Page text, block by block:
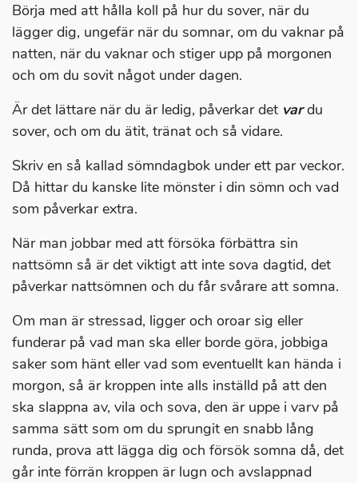
Börja med att hålla koll på hur du sover, när du
lägger dig, ungefär när du somnar, om du vaknar på
natten, när du vaknar och stiger upp på morgonen
och om du sovit något under dagen.
Är det lättare när du är ledig, påverkar det vardu
sover, och om du ätit, tränat och så vidare.
Skriv en så kallad sömndagbok under ett par veckor.
Då hittar du kanske lite mönster i din sömn och vad
som påverkar extra.
När man jobbar med att försöka förbättra sin
nattsömn så är det viktigt att inte sova dagtid, det
påverkar nattsömnen och du får svårare att somna.
Om man är stressad, ligger och oroar sig eller
funderar på vad man ska eller borde göra, jobbiga
saker som hänt eller vad som eventuellt kan hända i
morgon, så är kroppen inte alls inställd på att den
ska slappna av, vila och sova, den är uppe i varv på
samma sätt som om du sprungit en snabb lång
runda, prova att lägga dig och försök somna då, det
går inte förrän kroppen är lugn och avslappnad